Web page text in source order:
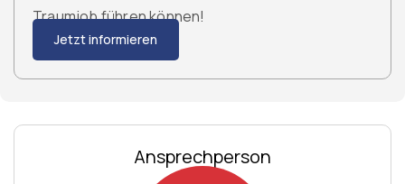
Traumjob führen können!
Jetzt informieren
Ansprechperson